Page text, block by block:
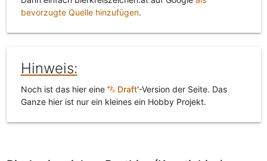
bevorzugte Quelle hinzufügen.
Hinweis:
Noch ist das hier eine ' Draft'-Version der Seite. Das
Ganze hier ist nur ein kleines ein Hobby Projekt.